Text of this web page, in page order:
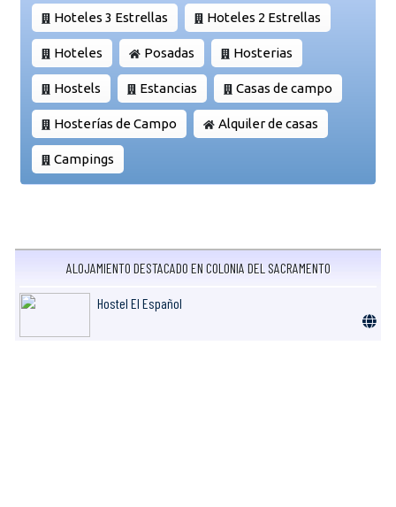
Hoteles 3 Estrellas Hoteles 2 Estrellas
Hoteles Posadas Hosterias
Hostels Estancias Casas de campo
Hosterías de Campo Alquiler de casas
Campings
ALOJAMIENTO DESTACADO EN COLONIA DEL SACRAMENTO
Hostel El Español